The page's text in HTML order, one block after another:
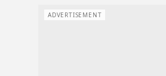
ADVERTISEMENT